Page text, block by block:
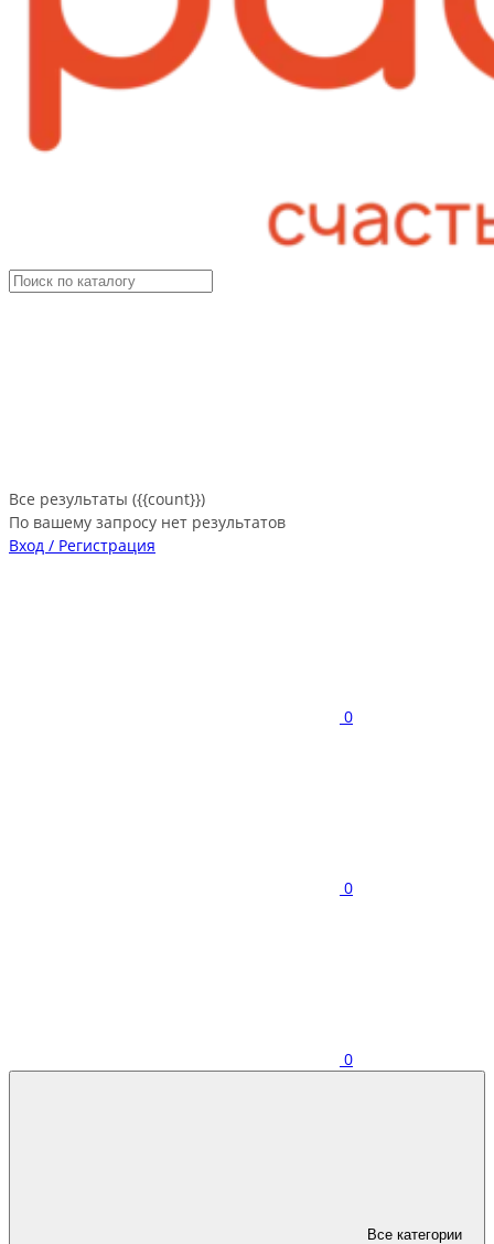
Все результаты ({{count}})
По вашему запросу нет результатов
Вход / Регистрация
0
0
0
Все категории